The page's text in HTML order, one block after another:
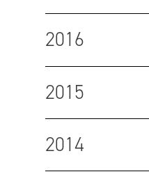
2016
2015
2014